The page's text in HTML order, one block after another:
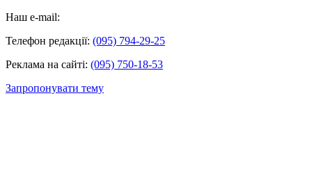
Наш e-mail:
Телефон редакції: (095) 794-29-25
Реклама на сайті: (095) 750-18-53
Запропонувати тему